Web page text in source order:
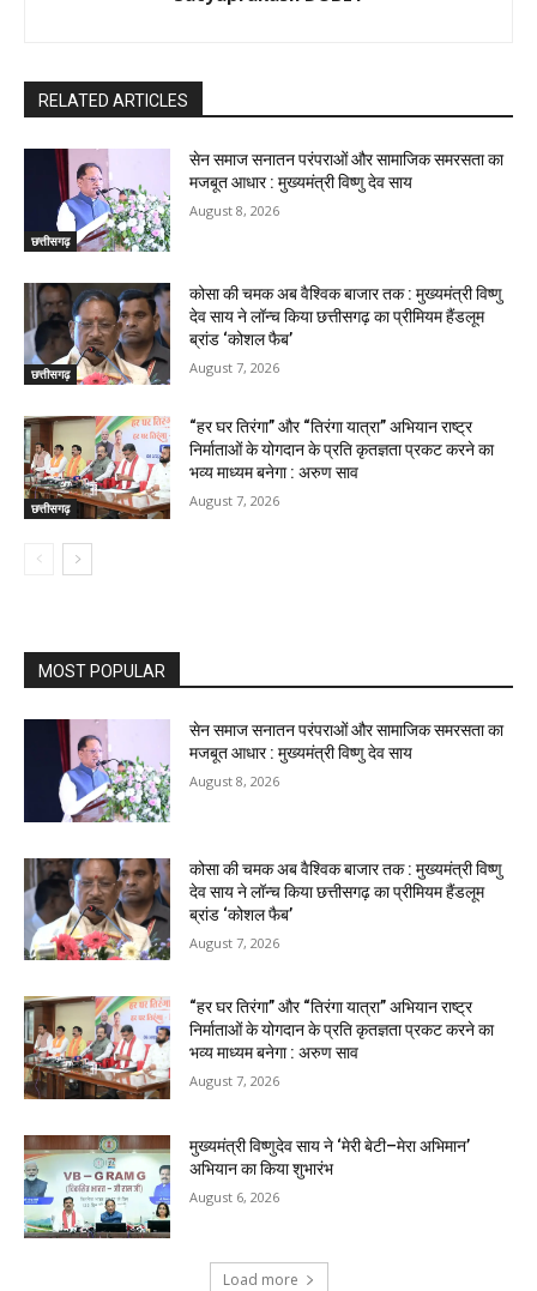
RELATED ARTICLES
छत्तीसगढ़
सेन समाज सनातन परंपराओं और सामाजिक समरसता का
मजबूत आधार : मुख्यमंत्री विष्णु देव साय
August 8, 2026
छत्तीसगढ़
कोसा की चमक अब वैश्विक बाजार तक : मुख्यमंत्री विष्णु
देव साय ने लॉन्च किया छत्तीसगढ़ का प्रीमियम हैंडलूम
ब्रांड ‘कोशल फैब’
August 7, 2026
छत्तीसगढ़
“हर घर तिरंगा” और “तिरंगा यात्रा” अभियान राष्ट्र
निर्माताओं के योगदान के प्रति कृतज्ञता प्रकट करने का
भव्य माध्यम बनेगा : अरुण साव
August 7, 2026
MOST POPULAR
सेन समाज सनातन परंपराओं और सामाजिक समरसता का
मजबूत आधार : मुख्यमंत्री विष्णु देव साय
August 8, 2026
कोसा की चमक अब वैश्विक बाजार तक : मुख्यमंत्री विष्णु
देव साय ने लॉन्च किया छत्तीसगढ़ का प्रीमियम हैंडलूम
ब्रांड ‘कोशल फैब’
August 7, 2026
“हर घर तिरंगा” और “तिरंगा यात्रा” अभियान राष्ट्र
निर्माताओं के योगदान के प्रति कृतज्ञता प्रकट करने का
भव्य माध्यम बनेगा : अरुण साव
August 7, 2026
मुख्यमंत्री विष्णुदेव साय ने ‘मेरी बेटी–मेरा अभिमान’
अभियान का किया शुभारंभ
August 6, 2026
Load more